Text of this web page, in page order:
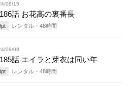
08/15
話 お花高の裏番長
pt レンタル・ 48時間
08/08
話 エイラと芽衣は同い年
pt レンタル・ 48時間